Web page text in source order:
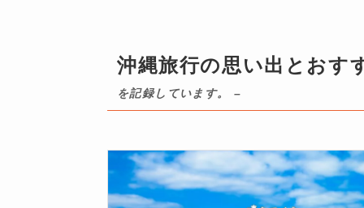
沖縄旅行の思い出とおす
を記録しています。 –